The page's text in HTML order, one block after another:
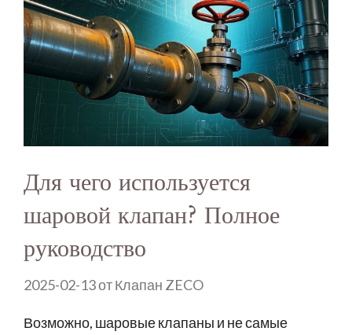
Для чего используется
шаровой клапан? Полное
руководство
2025-02-13отКлапан ZECO
Возможно, шаровые клапаны и не самые